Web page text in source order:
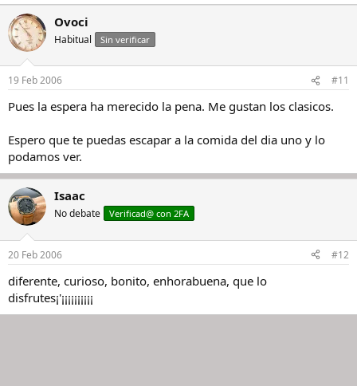
Ovoci
Habitual Sin verificar
19 Feb 2006 #11
Pues la espera ha merecido la pena. Me gustan los clasicos.
Espero que te puedas escapar a la comida del dia uno y lo
podamos ver.
Isaac
No debate Verificad@ con 2FA
20 Feb 2006 #12
diferente, curioso, bonito, enhorabuena, que lo
disfrutes¡'¡¡¡¡¡¡¡¡¡¡